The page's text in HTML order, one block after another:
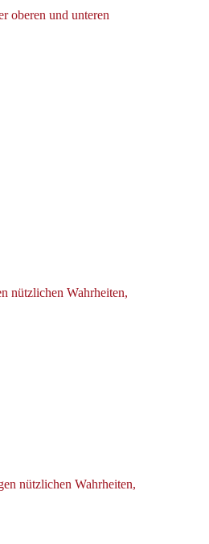
oberen und unteren
nützlichen Wahrheiten,
nützlichen Wahrheiten,